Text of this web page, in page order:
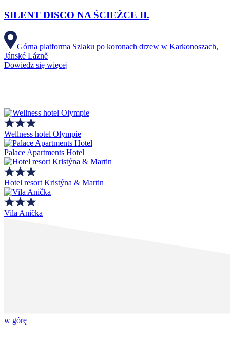
SILENT DISCO NA ŚCIEŻCE II.
Górna platforma Szlaku po koronach drzew w Karkonoszach,
Jánské Lázně
Dowiedz się więcej
Wellness hotel Olympie
Palace Apartments Hotel
Hotel resort Kristýna & Martin
Vila Anička
w górę